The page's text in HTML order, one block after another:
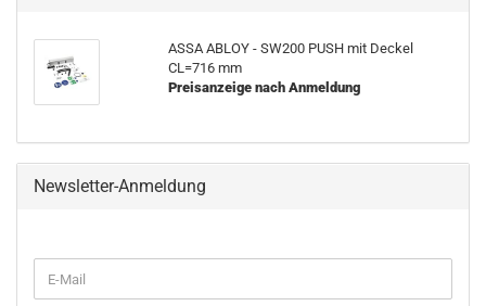
ASSA ABLOY - SW200 PUSH mit De­ckel
CL=716 mm
Preisanzeige nach Anmeldung
Newsletter-Anmeldung
ZUR
E-
Mail